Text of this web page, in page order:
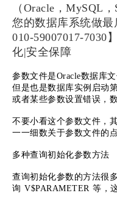
（Oracle，MySQL
您的数据库系统做最
010-59007017-7030
化|安全保障
参数文件是Oracle数据库
但是也是数据库实例启动
或者某些参数设置错误，
不要小看这个参数文件，
一一细数关于参数文件的点
多种查询初始化参数方法
查询初始化参数的方法很
询 V$PARAMETER 等，